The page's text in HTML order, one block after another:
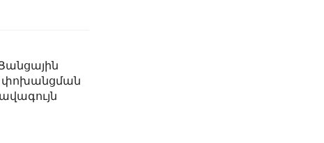
փոխանցման